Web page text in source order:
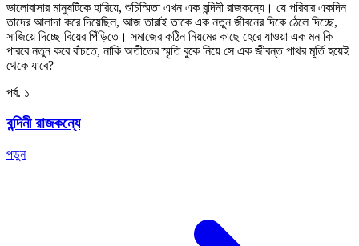
ভালোবাসার মানুষটিকে হারিয়ে, শুচিস্মিতা এখন এক বন্দিনী রাজকন্যে। যে পরিবার একদিন
তাদের আলাদা করে দিয়েছিল, আজ তারাই তাকে এক নতুন জীবনের দিকে ঠেলে দিচ্ছে,
সাজিয়ে দিচ্ছে বিয়ের পিঁড়িতে। সমাজের কঠিন নিয়মের কাছে হেরে যাওয়া এক মন কি
পারবে নতুন করে বাঁচতে, নাকি অতীতের স্মৃতি বুকে নিয়ে সে এক জীবন্ত পাথর মূর্তি হয়েই
থেকে যাবে?
পর্ব. ১
বন্দিনী রাজকন্যে
পড়ুন